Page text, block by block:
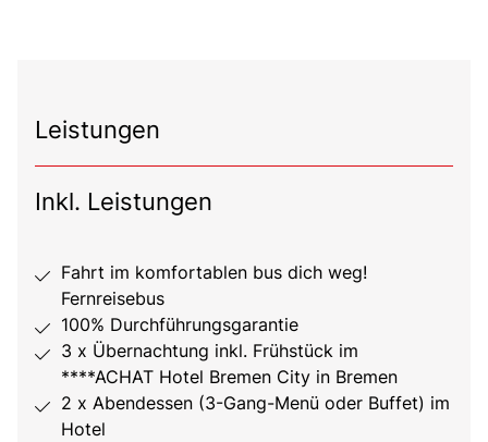
Leistungen
Inkl. Leistungen
Fahrt im komfortablen bus dich weg!
Fernreisebus
100% Durchführungsgarantie
3 x Übernachtung inkl. Frühstück im
****ACHAT Hotel Bremen City in Bremen
2 x Abendessen (3-Gang-Menü oder Buffet) im
Hotel